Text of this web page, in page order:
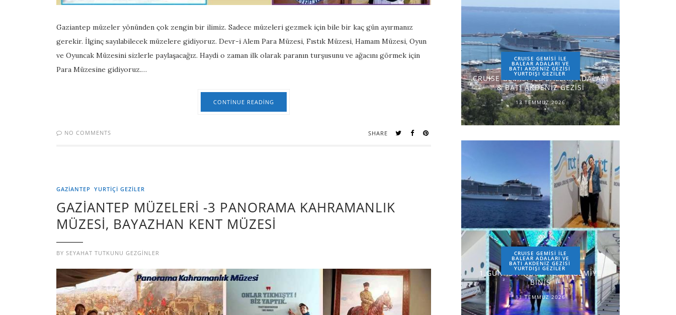
Gaziantep müzeler yönünden çok zengin bir ilimiz. Sadece müzeleri gezmek için bile bir kaç gün ayırmanız
gerekir. İlginç sayılabilecek müzelere gidiyoruz. Devr-i Alem Para Müzesi, Fıstık Müzesi, Hamam Müzesi, Oyun
ve Oyuncak Müzesini sizlerle paylaşacağız. Haydi o zaman ilk olarak paranın turşusunu ve ağacını görmek için
Para Müzesine gidiyoruz.…
CONTINUE READING
NO COMMENTS SHARE
GAZIANTEP YURTIÇI GEZILER
GAZİANTEP MÜZELERİ -3 PANORAMA KAHRAMANLIK
MÜZESİ, BAYAZHAN KENT MÜZESİ
BY SEYAHAT TUTKUNU GEZGINLER
CRUISE GEMİSİ İLE
BALEAR ADALARI VE
BATI AKDENİZ GEZİSİ
YURTDIŞI GEZILER
CRUISE GEMİSİ İLE BALEAR ADALARI
& BATI AKDENİZ GEZİSİ
13 TEMMUZ 2026
CRUISE GEMİSİ İLE
BALEAR ADALARI VE
BATI AKDENİZ GEZİSİ
YURTDIŞI GEZILER
1.GÜN-İSTANBUL-ROMA-GEMİYE
BİNİŞ
11 TEMMUZ 2026